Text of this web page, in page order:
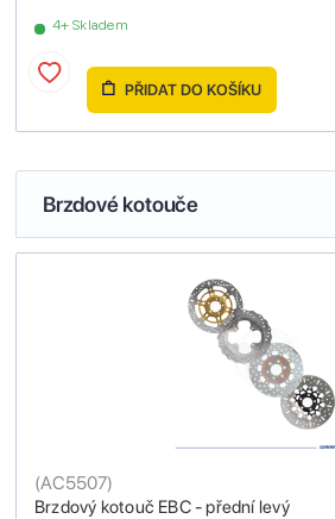
4+ Skladem
PŘIDAT DO KOŠÍKU
Brzdové kotouče
Brzdový kotouč EBC - přední levý
(AC5507)